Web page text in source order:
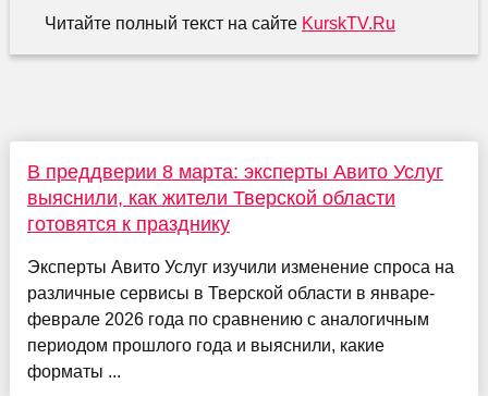
Читайте полный текст на сайте KurskTV.Ru
В преддверии 8 марта: эксперты Авито Услуг
выяснили, как жители Тверской области
готовятся к празднику
Эксперты Авито Услуг изучили изменение спроса на
различные сервисы в Тверской области в январе-
феврале 2026 года по сравнению с аналогичным
периодом прошлого года и выяснили, какие
форматы ...